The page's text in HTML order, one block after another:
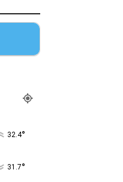
32.4°
31.7°